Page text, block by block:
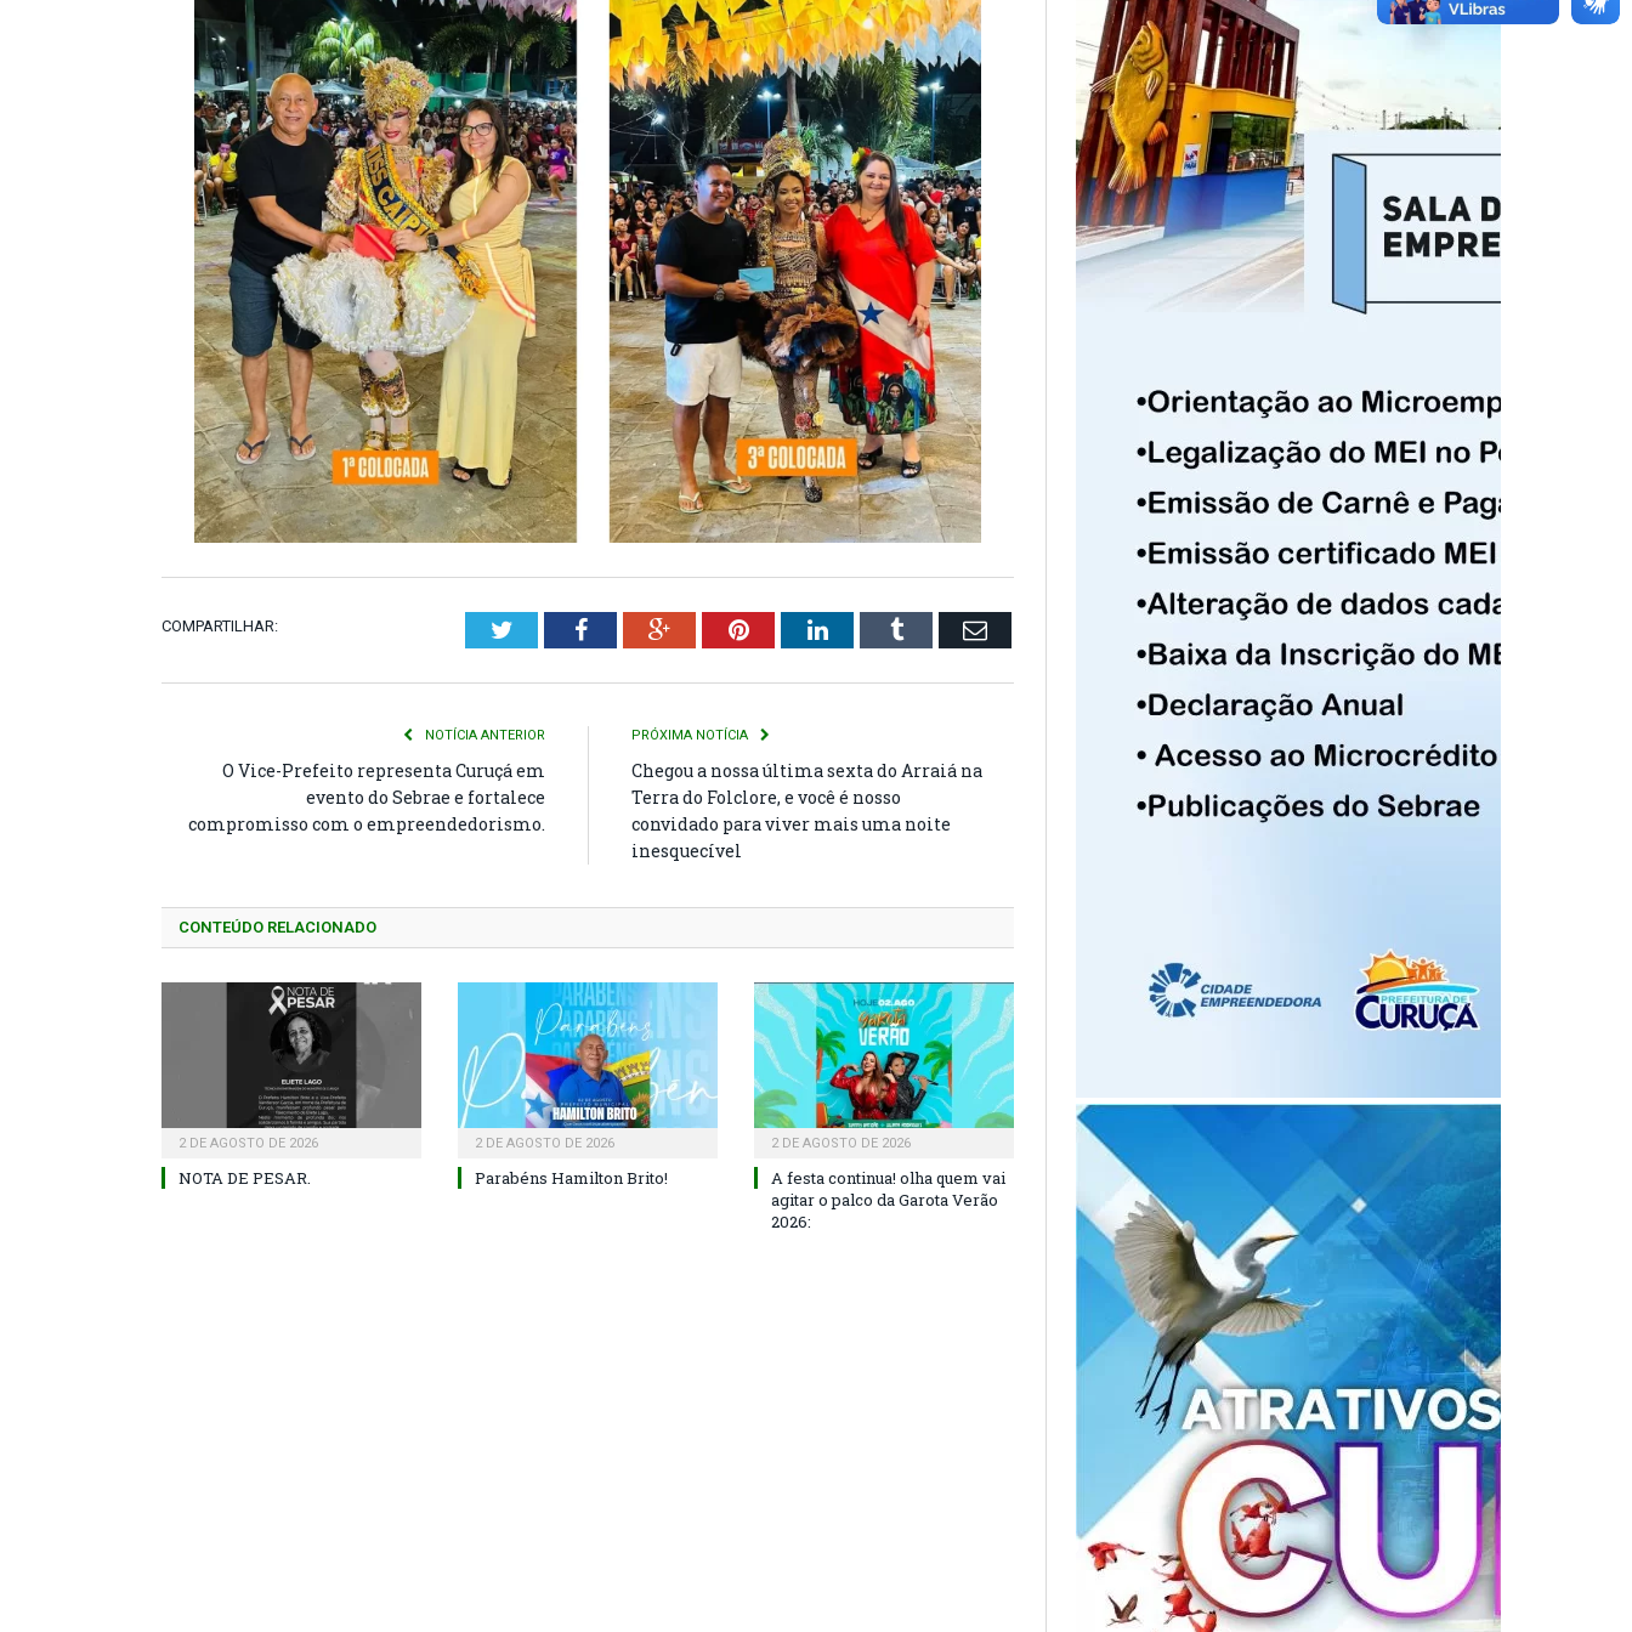
COMPARTILHAR: TwitterFacebookGoogle+PinterestLinkedInTumblr Email
NOTÍCIA ANTERIOR
O Vice-Prefeito representa Curuçá em
evento do Sebrae e fortalece
compromisso com o empreendedorismo.
PRÓXIMA NOTÍCIA
Chegou a nossa última sexta do Arraiá na
Terra do Folclore, e você é nosso
convidado para viver mais uma noite
inesquecível
CONTEÚDO RELACIONADO
2 DE AGOSTO DE 2026
NOTA DE PESAR.
2 DE AGOSTO DE 2026
Parabéns Hamilton Brito!
2 DE AGOSTO DE 2026
A festa continua! olha quem vai
agitar o palco da Garota Verão
2026: